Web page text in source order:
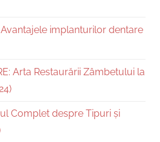
implanturilor dentare
Arta Restaurării Zâmbetului la
Complet despre Tipuri și